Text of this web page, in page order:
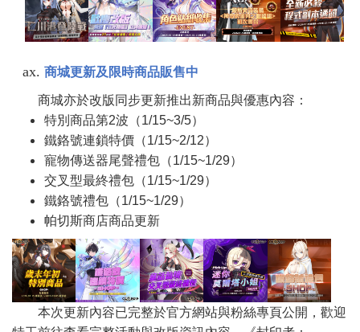
商城更新及限時商品販售中
商城亦於改版同步更新推出新商品與優惠內容：
特別商品第2波（1/15~3/5）
鐵鉻號連鎖特價（1/15~2/12）
寵物傳送器尾聲禮包（1/15~1/29）
交叉型最終禮包（1/15~1/29）
鐵鉻號禮包（1/15~1/29）
帕切斯商店商品更新
本次更新內容已完整於官方網站與粉絲專頁公開，歡迎